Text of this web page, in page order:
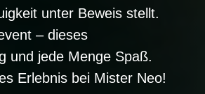
unter Beweis stellt.
– dieses
und jede Menge Spaß.
Erlebnis bei Mister Neo!